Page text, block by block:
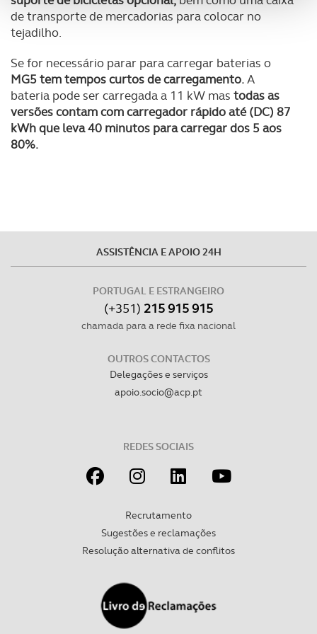
analisar dados de navegação no nosso website.
utilização do nosso site de publicidade e de análise, com
parceiros e organizações na UE e em países terceiros.
O ACP garantirá que as transferências internacionais de
dados pessoais serão realizadas apenas com o seu
consentimento e quando tal se afigure estritamente
disponibilizados.
Consulte a política de cookies do site.
de transporte de mercadorias para colocar no
tejadilho.
Se for necessário parar para carregar baterias o
MG5 tem tempos curtos de carregamento.A
bateria pode ser carregada a 11 kW mas todas as
versões contam com carregador rápido até (DC) 87
kWh que leva 40 minutos para carregar dos 5 aos
80%.
ASSISTÊNCIA E APOIO 24H
PORTUGAL E ESTRANGEIRO
(+351) 215 915 915
chamada para a rede fixa nacional
OUTROS CONTACTOS
Delegações e serviços
apoio.socio@acp.pt
REDES SOCIAIS
Recrutamento
Sugestões e reclamações
Resolução alternativa de conflitos